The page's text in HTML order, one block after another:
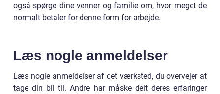
også spørge dine venner og familie om, hvor meget de
normalt betaler for denne form for arbejde.
Læs nogle anmeldelser
Læs nogle anmeldelser af det værksted, du overvejer at
tage din bil til. Andre har måske delt deres erfaringer